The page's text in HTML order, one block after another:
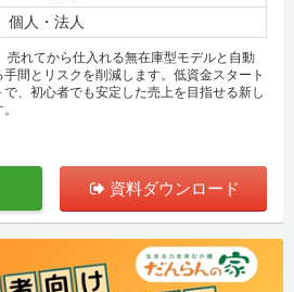
個人・法人
売れてから仕入れる無在庫型モデルと自動
間とリスクを削減します。低資金スタート
、初心者でも安定した売上を目指せる新し
資料ダウンロード